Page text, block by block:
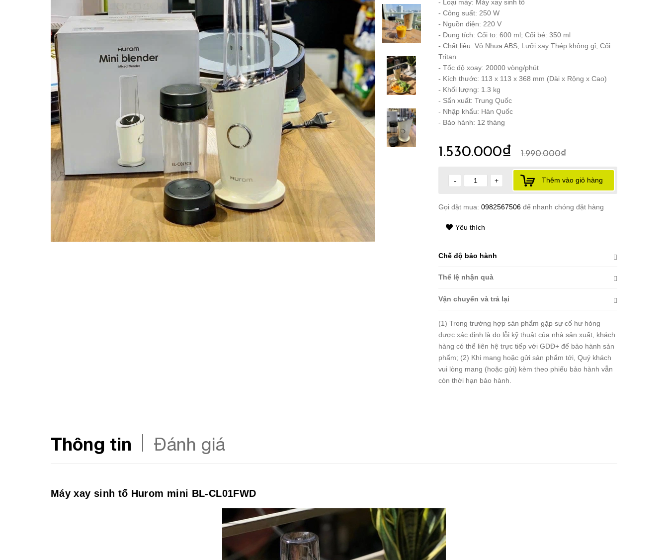
- Loại máy: Máy xay sinh tố
- Công suất: 250 W
- Nguồn điện: 220 V
- Dung tích: Cối to: 600 ml; Cối bé: 350 ml
- Chất liệu: Vỏ Nhựa ABS; Lưỡi xay Thép không gỉ; Cối
Tritan
- Tốc độ xoay: 20000 vòng/phút
- Kích thước: 113 x 113 x 368 mm (Dài x Rộng x Cao)
- Khối lượng: 1.3 kg
- Sẩn xuất: Trung Quốc
- Nhập khẩu: Hàn Quốc
- Bảo hành: 12 tháng
1.530.000₫ 1.990.000₫
- + Thêm vào giỏ hàng
Gọi đặt mua: 0982567506 để nhanh chóng đặt hàng
Yêu thích
Chế độ bảo hành
Thể lệ nhận quà
Vận chuyển và trả lại
(1) Trong trường hợp sản phẩm gặp sự cố hư hỏng
được xác định là do lỗi kỹ thuật của nhà sản xuất, khách
hàng có thể liên hệ trực tiếp với GDĐ+ để bảo hành sản
phẩm; (2) Khi mang hoặc gửi sản phẩm tới, Quý khách
vui lòng mang (hoặc gửi) kèm theo phiếu bảo hành vẫn
còn thời hạn bảo hành.
Thông tin Đánh giá
Máy xay sinh tố Hurom mini BL-CL01FWD